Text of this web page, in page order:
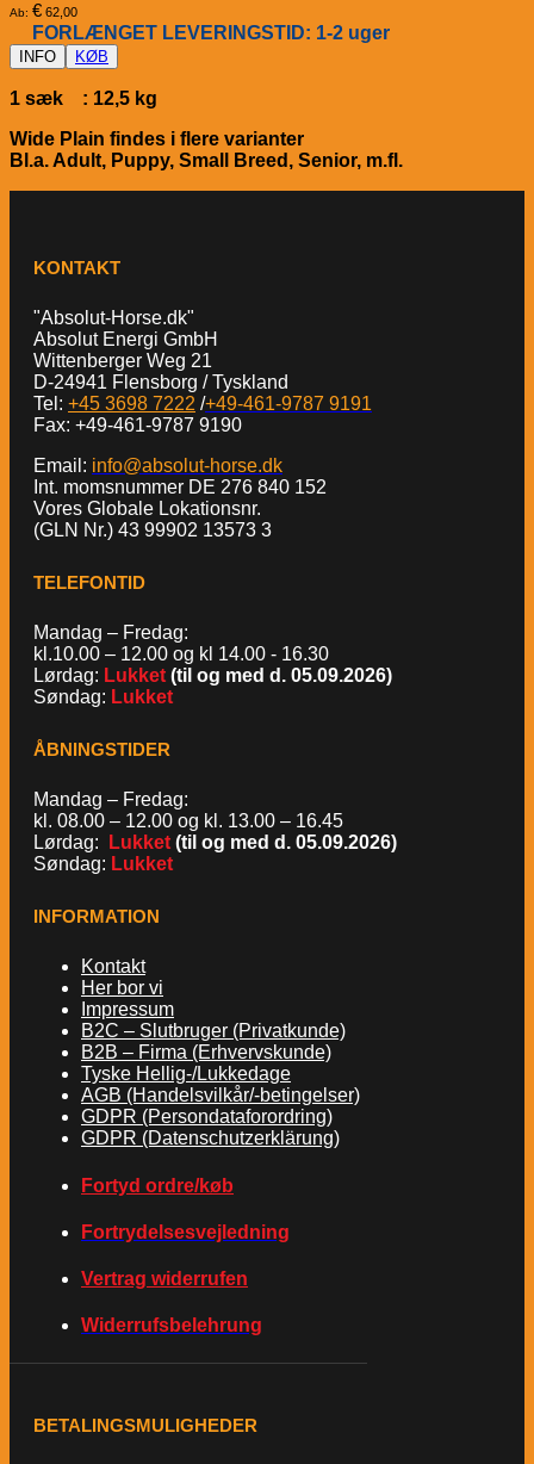
Ab: € 62,00
FORLÆNGET LEVERINGSTID: 1-2 uger
INFO KØB
1 sæk : 12,5 kg
Wide Plain findes i flere varianter
Bl.a. Adult, Puppy, Small Breed, Senior, m.fl.
KONTAKT
"Absolut-Horse.dk"
Absolut Energi GmbH
Wittenberger Weg 21
D-24941 Flensborg / Tyskland
Tel: +45 3698 7222 /+49-461-9787 9191
Fax: +49-461-9787 9190
Email: info@absolut-horse.dk
Int. momsnummer DE 276 840 152
Vores Globale Lokationsnr.
(GLN Nr.) 43 99902 13573 3
TELEFONTID
Mandag – Fredag:
kl.10.00 – 12.00 og kl 14.00 - 16.30
Lørdag: Lukket (til og med d. 05.09.2026)
Søndag: Lukket
ÅBNINGSTIDER
Mandag – Fredag:
kl. 08.00 – 12.00 og kl. 13.00 – 16.45
Lørdag:
Lukket (til og med d. 05.09.2026)
Søndag: Lukket
INFORMATION
Kontakt
Her bor vi
Impressum
B2C – Slutbruger (Privatkunde)
B2B – Firma (Erhvervskunde)
Tyske Hellig-/Lukkedage
AGB (Handelsvilkår/-betingelser)
GDPR (Persondataforordring)
GDPR (Datenschutzerklärung)
Fortyd ordre/køb
Fortrydelsesvejledning
Vertrag widerrufen
Widerrufsbelehrung
BETALINGSMULIGHEDER